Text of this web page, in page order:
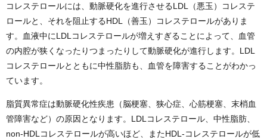
コレステロールには、動脈硬化を進行させるLDL（悪玉）コレステ
ロールと、それを阻止するHDL（善玉）コレステロールがありま
す。血液中にLDLコレステロールが増えすぎることによって、血管
の内腔が狭くなったりつまったりして動脈硬化が進行します。LDL
コレステロールとともに中性脂肪も、血管を障害することがわかっ
ています。
脂質異常症は動脈硬化性疾患（脳梗塞、狭心症、心筋梗塞、末梢血
管障害など）の原因となります。LDLコレステロール、中性脂肪、
non-HDLコレステロールが高いほど、またHDL-コレステロールが低